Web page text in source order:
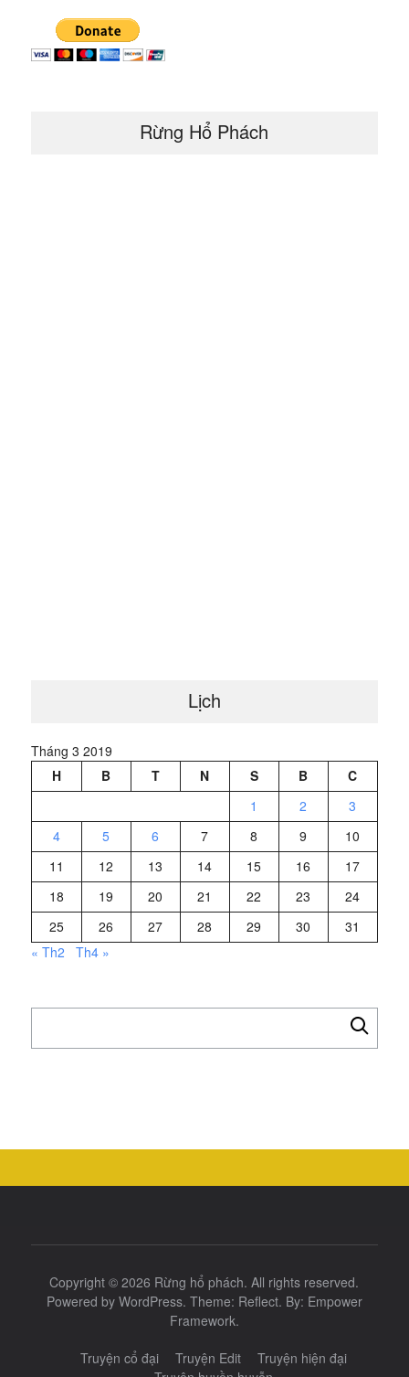
Rừng Hổ Phách
Lịch
Tháng 3 2019
H
B T N S B
C
1
2
3
4
5 6 7 8 9
10
11
12 13 14 15 16
17
18
19 20 21 22 23
24
25
26 27 28 29 30
31
« Th2
Th4 »
cho:
Copyright © 2026 Rừng hổ phách. All rights reserved.
Powered by WordPress. Theme: Reflect. By: Empower
Framework.
Truyện cổ đại Truyện Edit
Truyện hiện đại